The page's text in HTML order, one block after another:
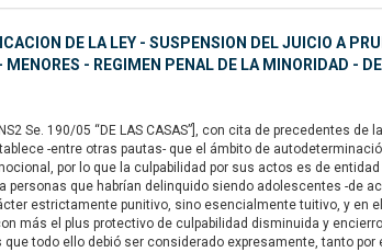
DE LA LEY - SUSPENSION DEL JUICIO A
- REGIMEN PENAL DE LA MINORIDAD -
Se. 190/05 “DE LAS CASAS”], con cita de precedentes de
-entre otras pautas- que el ámbito de
por lo que la culpabilidad por sus actos es de entidad
que habrían delinquido siendo adolescentes -de
estrictamente punitivo, sino esencialmente tuitivo, y en
más el plus protectivo de culpabilidad disminuida y
que todo ello debió ser considerado expresamente, tanto